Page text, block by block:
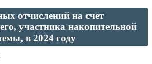
отчислений на счет
участника накопительной
в 2024 году